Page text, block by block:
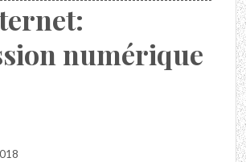
numérique